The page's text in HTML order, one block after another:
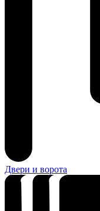
Двери и ворота